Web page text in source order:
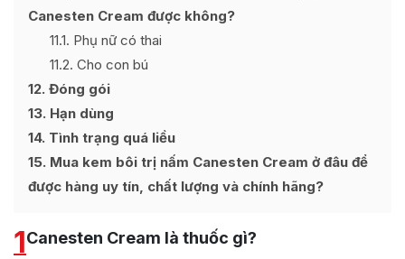
Canesten Cream được không?
11.1 Phụ nữ có thai
11.2 Cho con bú
12 Đóng gói
13 Hạn dùng
14 Tình trạng quá liều
15 Mua kem bôi trị nấm Canesten Cream ở đâu để
được hàng uy tín, chất lượng và chính hãng?
1Canesten Cream là thuốc gì?